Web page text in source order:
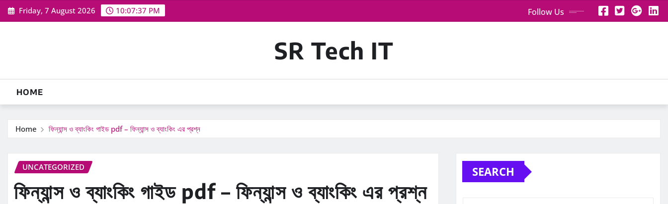
Skip
to
Friday, 7 August 2026 10:07:38 PM Follow Us
SR Tech IT
HOME
Home ফিন্যান্স ও ব্যাংকিং গাইড pdf – ফিন্যান্স ও ব্যাংকিং এর প্রশ্ন
UNCATEGORIZED
ফিন্যান্স ও ব্যাংকিং গাইড pdf – ফিন্যান্স ও ব্যাংকিং এর প্রশ্ন
SEARCH